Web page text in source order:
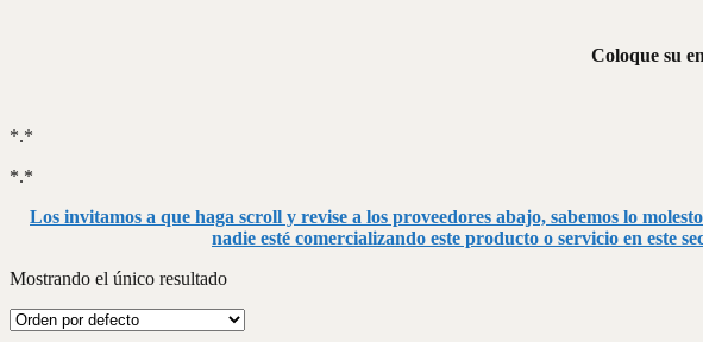
Coloque su
*.*
*.*
Los invitamos a que haga scroll y revise a los proveedores abajo, sabemos lo
nadie esté comercializando este producto o servicio en este
Mostrando el único resultado